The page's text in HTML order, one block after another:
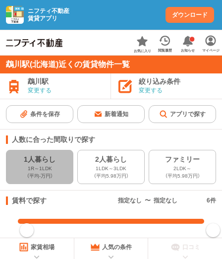
ニフティ不動産
賃貸アプリ
ダウンロード
お気に入り 閲覧履歴 お知らせ マイページ
鵡川駅(北海道)近くの賃貸物件一覧
鵡川駅
変更する
絞り込み条件
変更する
条件を保存 新着通知 アプリで探す
人数に合った間取りで探す
1人暮らし
1R～1LDK
（平均-万円）
2人暮らし
1LDK～3LDK
（平均5.98万円）
ファミリー
2LDK～
（平均5.98万円）
賃料で探す 指定なし 〜 指定なし 6件
指定した賃料で絞り込む
家賃相場 人気の条件 口コミ